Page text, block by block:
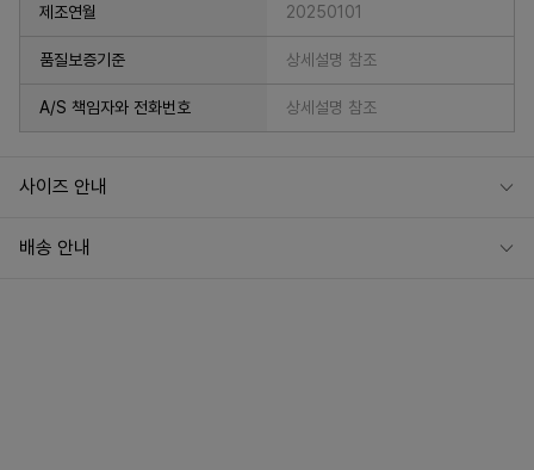
제조연월 20250101
품질보증기준 상세설명 참조
A/S 책임자와 전화번호 상세설명 참조
사이즈 안내
배송 안내